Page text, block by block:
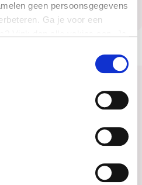
geen persoonsgegevens
Ga je voor een